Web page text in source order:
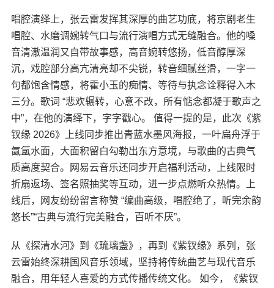
唱腔演绎上，张云雷发挥其深厚的曲艺功底，将京剧老生
唱腔、水磨调婉转气口与流行演唱方式无缝融合。他的嗓
音清澈温润又自带故事感，高音婉转悠扬，低音醇厚深
沉，戏腔部分高亢清亮却不尖锐，转音细腻丝滑，一字一
句都饱含情感，将霍小玉的痴情、等待与执念诠释得入木
三分。歌词 “悲欢辗转，心意不改，所有惦念都凝于歌声之
中”，在他的演绎下，字字戳心。 值得一提的是，此次《紫
钗缘 2026》上线同步推出青蓝水墨风海报，一叶扁舟浮于
氤氲水面，大面积留白勾勒出东方意境，与歌曲的古典气
质高度契合。网易云音乐还同步开启福利活动，上线限时
折扇返场、签名照抽奖等互动，进一步点燃听众热情。上
线后，网友纷纷留言称赞 “编曲高级，唱腔绝了，听完余韵
悠长”“古典与流行完美融合，百听不厌”。
从《探清水河》到《琉璃盏》，再到《紫钗缘》系列，张
云雷始终深耕国风音乐领域，坚持将传统曲艺与现代音乐
融合，用年轻人喜爱的方式传播传统文化。 如今，《紫钗